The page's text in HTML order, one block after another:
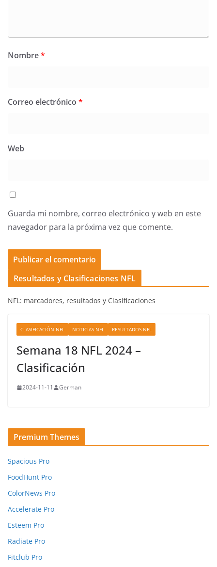
Nombre*
Correo electrónico *
Web
Guarda mi nombre, correo electrónico y web en este
navegador para la próxima vez que comente.
Resultados y Clasificaciones NFL
NFL: marcadores, resultados y Clasificaciones
CLASIFICACIÓN NFL NOTICIAS NFL RESULTADOS NFL
Semana 18 NFL 2024 –
Clasificación
2024-11-11 German
Premium Themes
Spacious Pro
FoodHunt Pro
ColorNews Pro
Accelerate Pro
Esteem Pro
Radiate Pro
Fitclub Pro